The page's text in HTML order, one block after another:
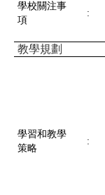
學校關注事
項
:
教學規劃
學習和教學
策略
: